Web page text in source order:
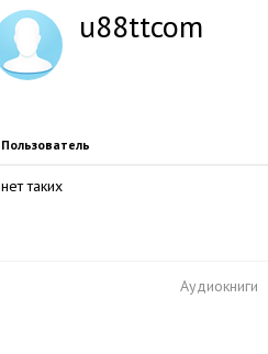
u88ttcom
Пользователь
нет таких
Аудиокниги